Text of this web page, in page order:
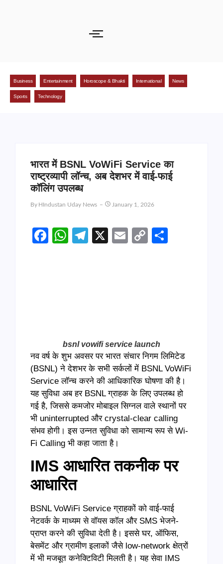
Business Entertainment Horoscope & Bhakti International News
Sports Technology
भारत में BSNL VoWiFi Service का
राष्ट्रव्यापी लॉन्च, अब देशभर में वाई-फाई
कॉलिंग उपलब्ध
By HIndustan Uday News January 1, 2026
Facebook
WhatsApp
Telegram
X EmailCopy
bsnl vowifi service launch
नव वर्ष के शुभ अवसर पर भारत संचार निगम लिमिटेड
(BSNL) ने देशभर के सभी सर्कलों में BSNL VoWiFi
Service लॉन्च करने की आधिकारिक घोषणा की है।
यह सुविधा अब हर BSNL ग्राहक के लिए उपलब्ध हो
गई है, जिससे कमजोर मोबाइल सिग्नल वाले स्थानों पर
भी uninterrupted और crystal-clear calling
संभव होगी। इस उन्नत सुविधा को सामान्य रूप से Wi-
Fi Calling भी कहा जाता है।
IMS आधारित तकनीक पर
आधारित
BSNL VoWiFi Service ग्राहकों को वाई-फाई
नेटवर्क के माध्यम से वॉयस कॉल और SMS भेजने-
प्राप्त करने की सुविधा देती है। इससे घर, ऑफिस,
बेसमेंट और ग्रामीण इलाकों जैसे low-network क्षेत्रों
में भी मजबूत कनेक्टिविटी मिलती है। यह सेवा IMS